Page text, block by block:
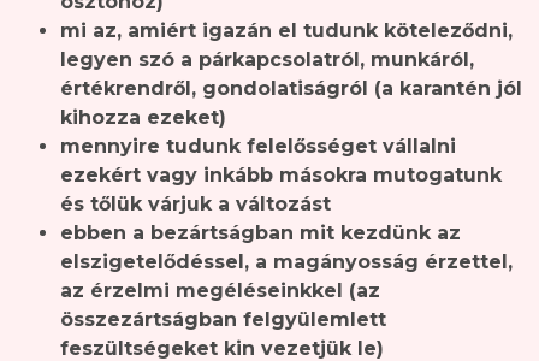
mi az, amiért igazán el tudunk köteleződni,
legyen szó a párkapcsolatról, munkáról,
értékrendről, gondolatiságról (a karantén jól
kihozza ezeket)
mennyire tudunk felelősséget vállalni
ezekért vagy inkább másokra mutogatunk
és tőlük várjuk a változást
ebben a bezártságban mit kezdünk az
elszigetelődéssel, a magányosság érzettel,
az érzelmi megéléseinkkel (az
összezártságban felgyülemlett
feszültségeket kin vezetjük le)